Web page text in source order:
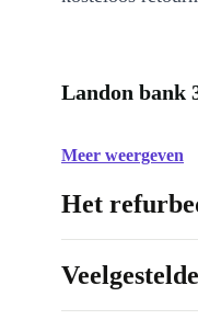
Landon bank
Meer weergeven
Het